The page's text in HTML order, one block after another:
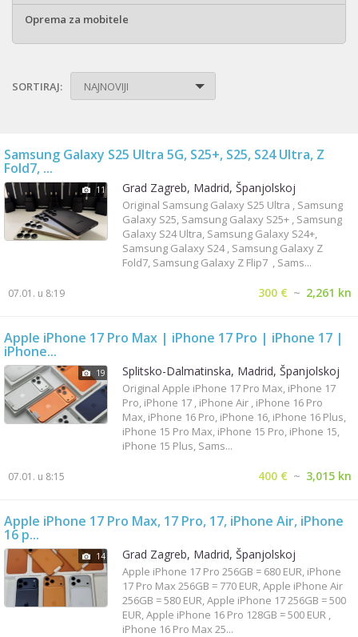
Oprema za mobitele
SORTIRAJ: NAJNOVIJI
Samsung Galaxy S25 Ultra 5G, S25+, S25, S24 Ultra, Z
Fold7, ...
11 Grad Zagreb, Madrid, Španjolskoj
Original Samsung Galaxy S25 Ultra , Samsung
Galaxy S25, Samsung Galaxy S25+ , Samsung
Galaxy S24 Ultra, Samsung Galaxy S24+,
Samsung Galaxy S24 , Samsung Galaxy Z
Fold7, Samsung Galaxy Z Flip7 , Sams...
300 € ~ 2,261 kn
07.01. u 8:19
Apple iPhone 17 Pro Max | iPhone 17 Pro | iPhone 17 |
iPhone...
19 Splitsko-Dalmatinska, Madrid, Španjolskoj
Original Apple iPhone 17 Pro Max, iPhone 17
Pro, iPhone 17 , iPhone Air , iPhone 16 Pro
Max, iPhone 16 Pro, iPhone 16, iPhone 16 Plus,
iPhone 15 Pro Max, iPhone 15 Pro, iPhone 15,
iPhone 15 Plus, Sams...
400 € ~ 3,015 kn
07.01. u 8:15
Apple iPhone 17 Pro Max, 17 Pro, 17, iPhone Air, iPhone
16 p...
14 Grad Zagreb, Madrid, Španjolskoj
Apple iPhone 17 Pro 256GB = 680 EUR, iPhone
17 Pro Max 256GB = 770 EUR, Apple iPhone Air
256GB = 580 EUR, Apple iPhone 17 256GB = 500
EUR, Apple iPhone 16 Pro 128GB = 500 EUR ,
iPhone 16 Pro Max 25...